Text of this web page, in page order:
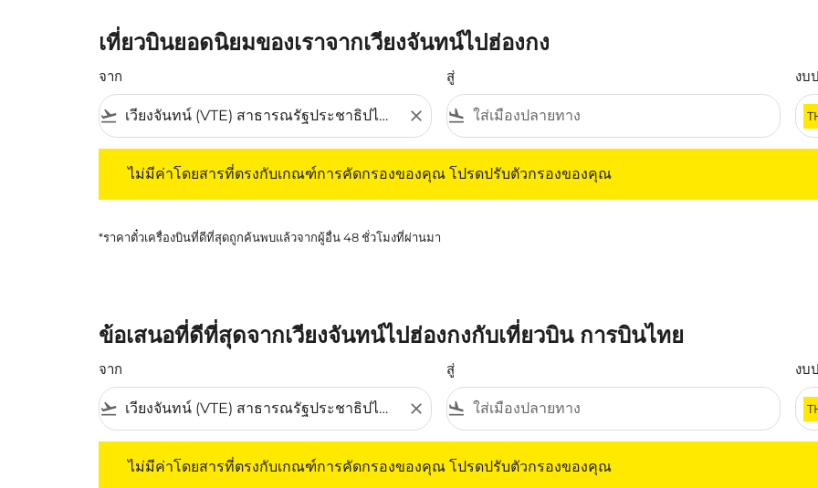
เที่ยวบินยอดนิยมของเราจากเวียงจันทน์ไปฮ่องกง
จาก
flight_takeoff close
สู่
flight_land
งบ
ไม่มีค่าโดยสารที่ตรงกับเกณฑ์การคัดกรองของคุณ โปรดปรับตัวกรองของคุณ
*ราคาตั๋วเครื่องบินที่ดีที่สุดถูกค้นพบแล้วจากผู้อื่น 48 ชั่วโมงที่ผ่านมา
ข้อเสนอที่ดีที่สุดจากเวียงจันทน์ไปฮ่องกงกับเที่ยวบิน การบินไทย
จาก
flight_takeoff close
สู่
flight_land
งบ
ไม่มีค่าโดยสารที่ตรงกับเกณฑ์การคัดกรองของคุณ โปรดปรับตัวกรองของคุณ